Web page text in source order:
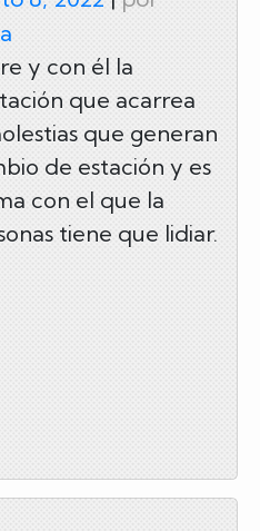
on
Septiembre:
mes
de
las
alergias
y con él la
que acarrea
que generan
de estación y es
con el que la
tiene que lidiar.